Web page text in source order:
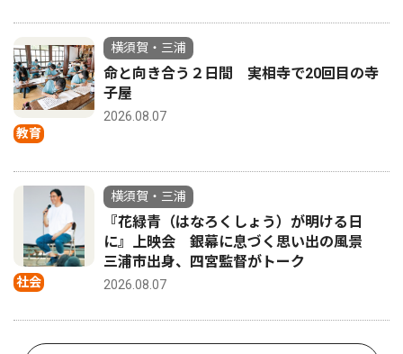
教育
横須賀・三浦
命と向き合う２日間 実相寺で20回目の寺
子屋
2026.08.07
社会
横須賀・三浦
『花緑青（はなろくしょう）が明ける日
に』上映会 銀幕に息づく思い出の風景
三浦市出身、四宮監督がトーク
2026.08.07